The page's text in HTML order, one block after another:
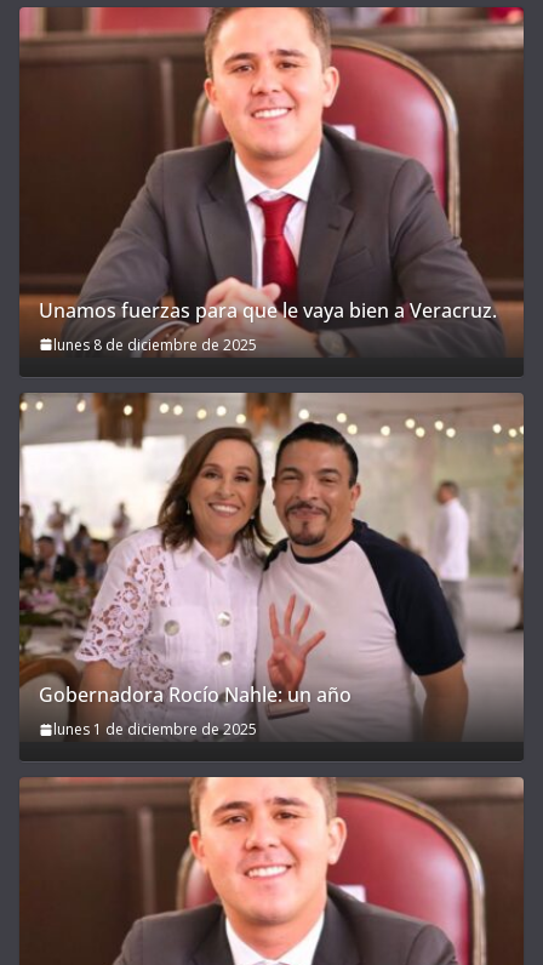
Unamos fuerzas para que le vaya bien a Veracruz.
lunes 8 de diciembre de 2025
Gobernadora Rocío Nahle: un año
lunes 1 de diciembre de 2025